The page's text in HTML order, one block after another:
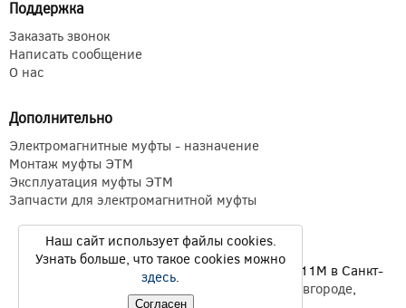
Поддержка
Заказать звонок
Написать сообщение
О нас
Дополнительно
Электромагнитные муфты - назначение
Монтаж муфты ЭТМ
Эксплуатация муфты ЭТМ
Запчасти для электромагнитной муфты
Электромагнитные муфты ЭТМ Э1ТМ ETM Э11М в Санкт-
Екатеринбурге Нижнем Новгороде,
Наш сайт использует файлы cookies.
Узнать больше, что такое cookies можно
здесь.
Согласен